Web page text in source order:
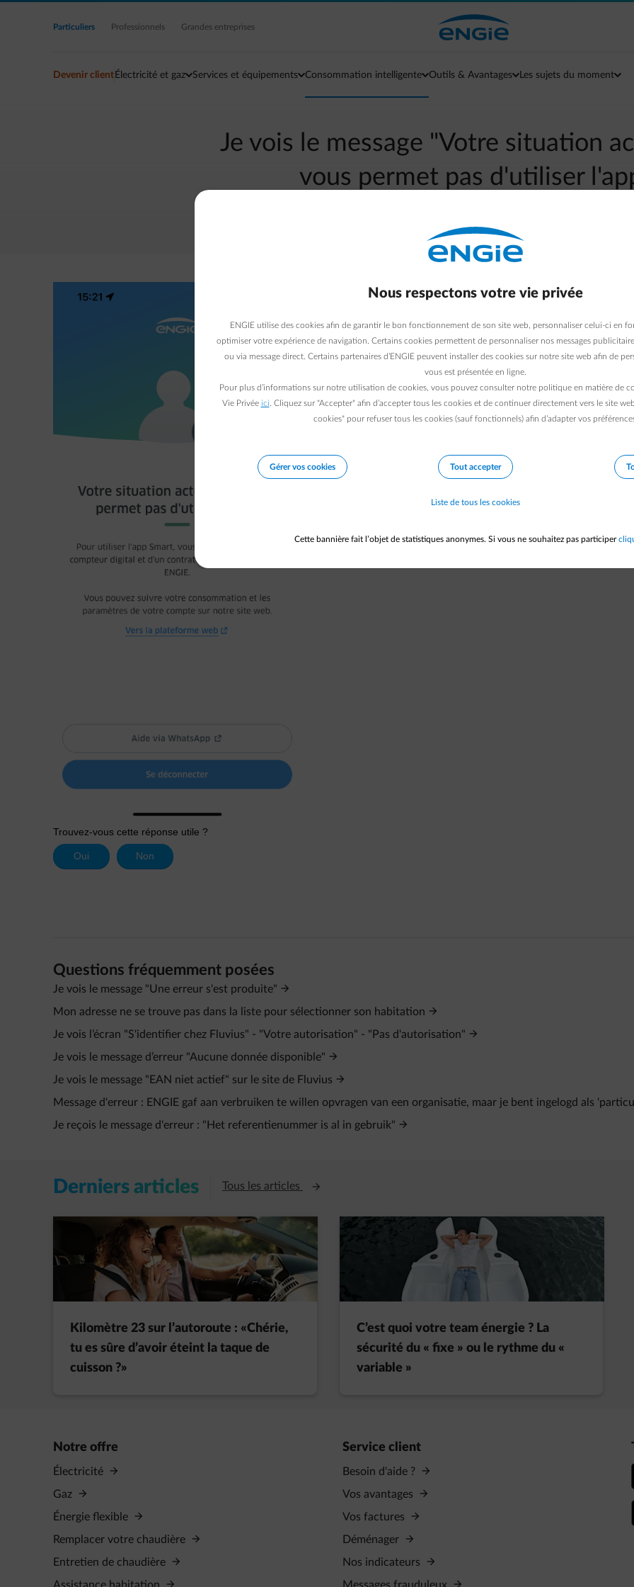
Accéder au contenu principal
Particuliers Professionnels Grandes entreprises
Devenir client Électricité et gaz Services et équipements Consommation intelligente Outils & Avantages Les sujets du moment
Je vois le message "Votre situation
vous permet pas d'utiliser
Aller à la page contact
Ce message apparaît dans les situations suivantes :
Vous n'avez pas de contrat d'énergie actif chez ENGIE ==> Si
n'avez pas de contrat d'énergie chez ENGIE, vous ne savez
l'app Smart
Votre numéro de client n'est pas actif ==> Identifiez-vous
compte ENGIE lié à votre numéro de client actif
Votre contrat d'énergie est encore en activation ==> Votre
débuté récemment ? Soyez un peu patient et essayez à
Votre contrat d'énergie commence dans le futur ? Vous ne
utiliser l'app Smart que lorsque votre contrat aura débuté
Questions fréquemment posées
Je vois le message "Une erreur s'est produite"
Mon adresse ne se trouve pas dans la liste pour sélectionner son habitation
Je vois l’écran "S'identifier chez Fluvius" - "Votre autorisation" - "Pas d'autorisation"
Je vois le message d’erreur "Aucune donnée disponible"
Je vois le message "EAN niet actief" sur le site de Fluvius
Message d'erreur : ENGIE gaf aan verbruiken te willen opvragen van een organisatie, maar je bent ingelogd als
Je reçois le message d'erreur : "Het referentienummer is al in gebruik"
Derniers articles Tous les articles Ouvre un nouvel onglet
Kilomètre 23 sur l’autoroute : «Chérie,
tu es sûre d’avoir éteint la taque de
cuisson ?»
C’est quoi votre team énergie ? La
sécurité du « fixe » ou le rythme du «
variable »
Notre offre
Électricité
Gaz
Énergie flexible
Remplacer votre chaudière
Entretien de chaudière
Assistance habitation
Service client
Besoin d'aide ?
Vos avantages
Vos factures
Déménager
Nos indicateurs
Messages frauduleux
Nous respectons votre vie privée
ENGIE utilise des cookies afin de garantir le bon fonctionnement de son site web, personnaliser celui-ci en
optimiser votre expérience de navigation. Certains cookies permettent de personnaliser nos messages
ou via message direct. Certains partenaires d’ENGIE peuvent installer des cookies sur notre site web afin de
vous est présentée en ligne.
Pour plus d’informations sur notre utilisation de cookies, vous pouvez consulter notre politique en matière de
Vie Privée ici . Cliquez sur "Accepter" afin d’accepter tous les cookies et de continuer directement vers le site
cookies" pour refuser tous les cookies (sauf fonctionnels) afin d’adapter vos
Gérer vos cookies Tout accepter
Liste de tous les cookies
Cette bannière fait l’objet de statistiques anonymes. Si vous ne souhaitez pas participer